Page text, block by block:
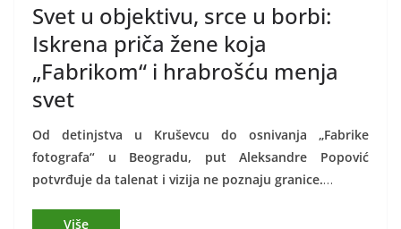
Svet u objektivu, srce u borbi:
Iskrena priča žene koja
„Fabrikom“ i hrabrošću menja
svet
Od detinjstva u Kruševcu do osnivanja „Fabrike
fotografa“ u Beogradu, put Aleksandre Popović
potvrđuje da talenat i vizija ne poznaju granice.…